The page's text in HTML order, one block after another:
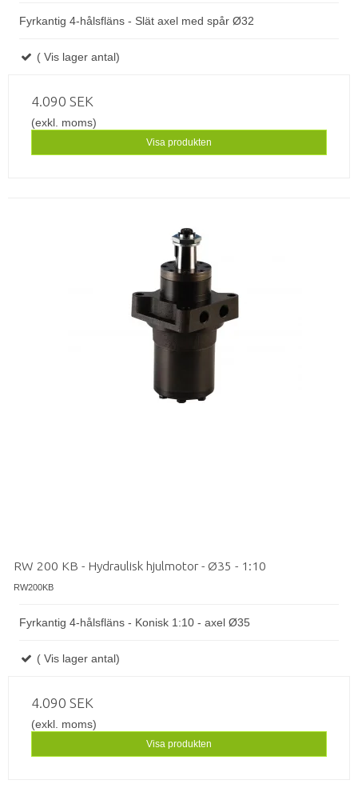
Fyrkantig 4-hålsfläns - Slät axel med spår Ø32
( Vis lager antal)
4.090 SEK
(exkl. moms)
Visa produkten
RW 200 KB - Hydraulisk hjulmotor - Ø35 - 1:10
RW200KB
Fyrkantig 4-hålsfläns - Konisk 1:10 - axel Ø35
( Vis lager antal)
4.090 SEK
(exkl. moms)
Visa produkten